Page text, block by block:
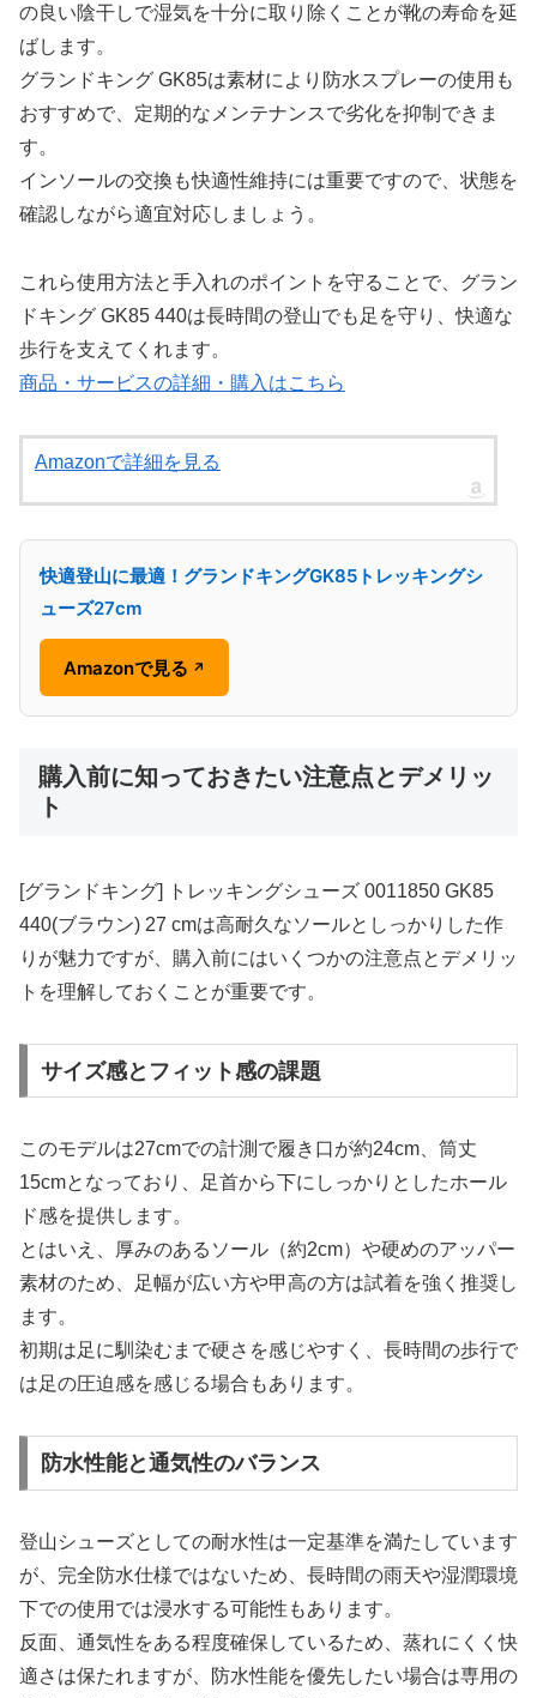
の良い陰干しで湿気を十分に取り除くことが靴の寿命を延
ばします。
グランドキング GK85は素材により防水スプレーの使用も
おすすめで、定期的なメンテナンスで劣化を抑制できま
す。
インソールの交換も快適性維持には重要ですので、状態を
確認しながら適宜対応しましょう。
これら使用方法と手入れのポイントを守ることで、グラン
ドキング GK85 440は長時間の登山でも足を守り、快適な
歩行を支えてくれます。
商品・サービスの詳細・購入はこちら
Amazonで詳細を見る
快適登山に最適！グランドキングGK85トレッキングシ
ューズ27cm
Amazonで見る ↗
購入前に知っておきたい注意点とデメリッ
ト
[グランドキング] トレッキングシューズ 0011850 GK85
440(ブラウン) 27 cmは高耐久なソールとしっかりした作
りが魅力ですが、購入前にはいくつかの注意点とデメリッ
トを理解しておくことが重要です。
サイズ感とフィット感の課題
このモデルは27cmでの計測で履き口が約24cm、筒丈
15cmとなっており、足首から下にしっかりとしたホール
ド感を提供します。
とはいえ、厚みのあるソール（約2cm）や硬めのアッパー
素材のため、足幅が広い方や甲高の方は試着を強く推奨し
ます。
初期は足に馴染むまで硬さを感じやすく、長時間の歩行で
は足の圧迫感を感じる場合もあります。
防水性能と通気性のバランス
登山シューズとしての耐水性は一定基準を満たしています
が、完全防水仕様ではないため、長時間の雨天や湿潤環境
下での使用では浸水する可能性もあります。
反面、通気性をある程度確保しているため、蒸れにくく快
適さは保たれますが、防水性能を優先したい場合は専用の